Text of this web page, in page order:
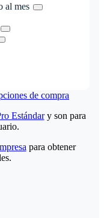
al mes
de compra
Estándary son para
para obtener